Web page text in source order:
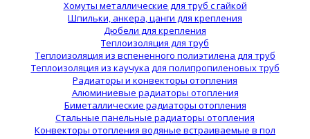
Хомуты металлические для труб с гайкой
Шпильки, анкера, цанги для крепления
Дюбели для крепления
Теплоизоляция для труб
Теплоизоляция из вспененного полиэтилена для труб
Теплоизоляция из каучука для полипропиленовых труб
Радиаторы и конвекторы отопления
Алюминиевые радиаторы отопления
Биметаллические радиаторы отопления
Стальные панельные радиаторы отопления
Конвекторы отопления водяные встраиваемые в пол